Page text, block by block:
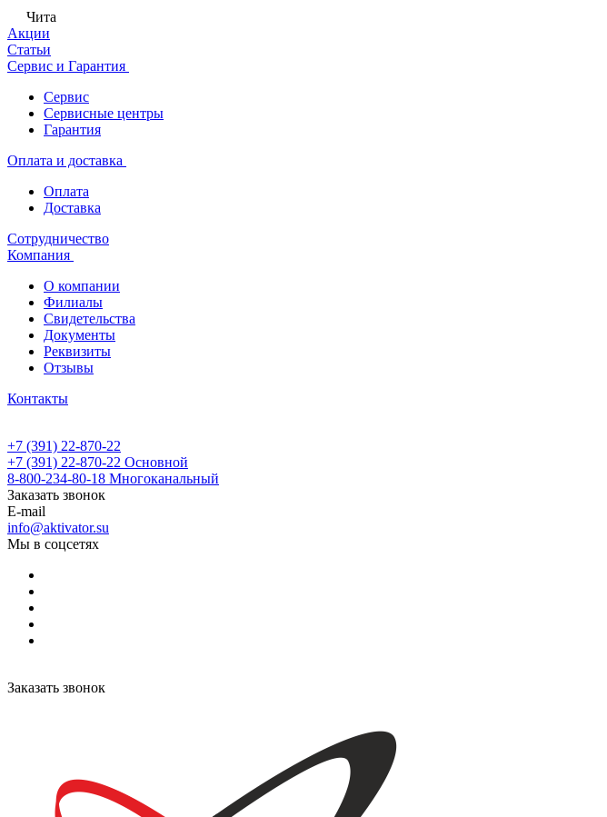
Чита
Акции
Статьи
Сервис и Гарантия
Сервис
Сервисные центры
Гарантия
Оплата и доставка
Оплата
Доставка
Сотрудничество
Компания
О компании
Филиалы
Свидетельства
Документы
Реквизиты
Отзывы
Контакты
+7 (391) 22-870-22
+7 (391) 22-870-22 Основной
8-800-234-80-18 Многоканальный
Заказать звонок
E-mail
info@aktivator.su
Мы в соцсетях
Заказать звонок